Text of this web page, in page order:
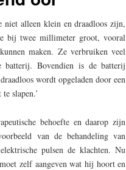
alleen klein en draadloos zijn,
bij twee millimeter groot, vooral
maken. Ze verbruiken veel
batterij. Bovendien is de batterij
wordt opgeladen door een
slapen.’
behoefte en daarop zijn
van de behandeling van
pulsen de klachten. Nu
zelf aangeven wat hij hoort en